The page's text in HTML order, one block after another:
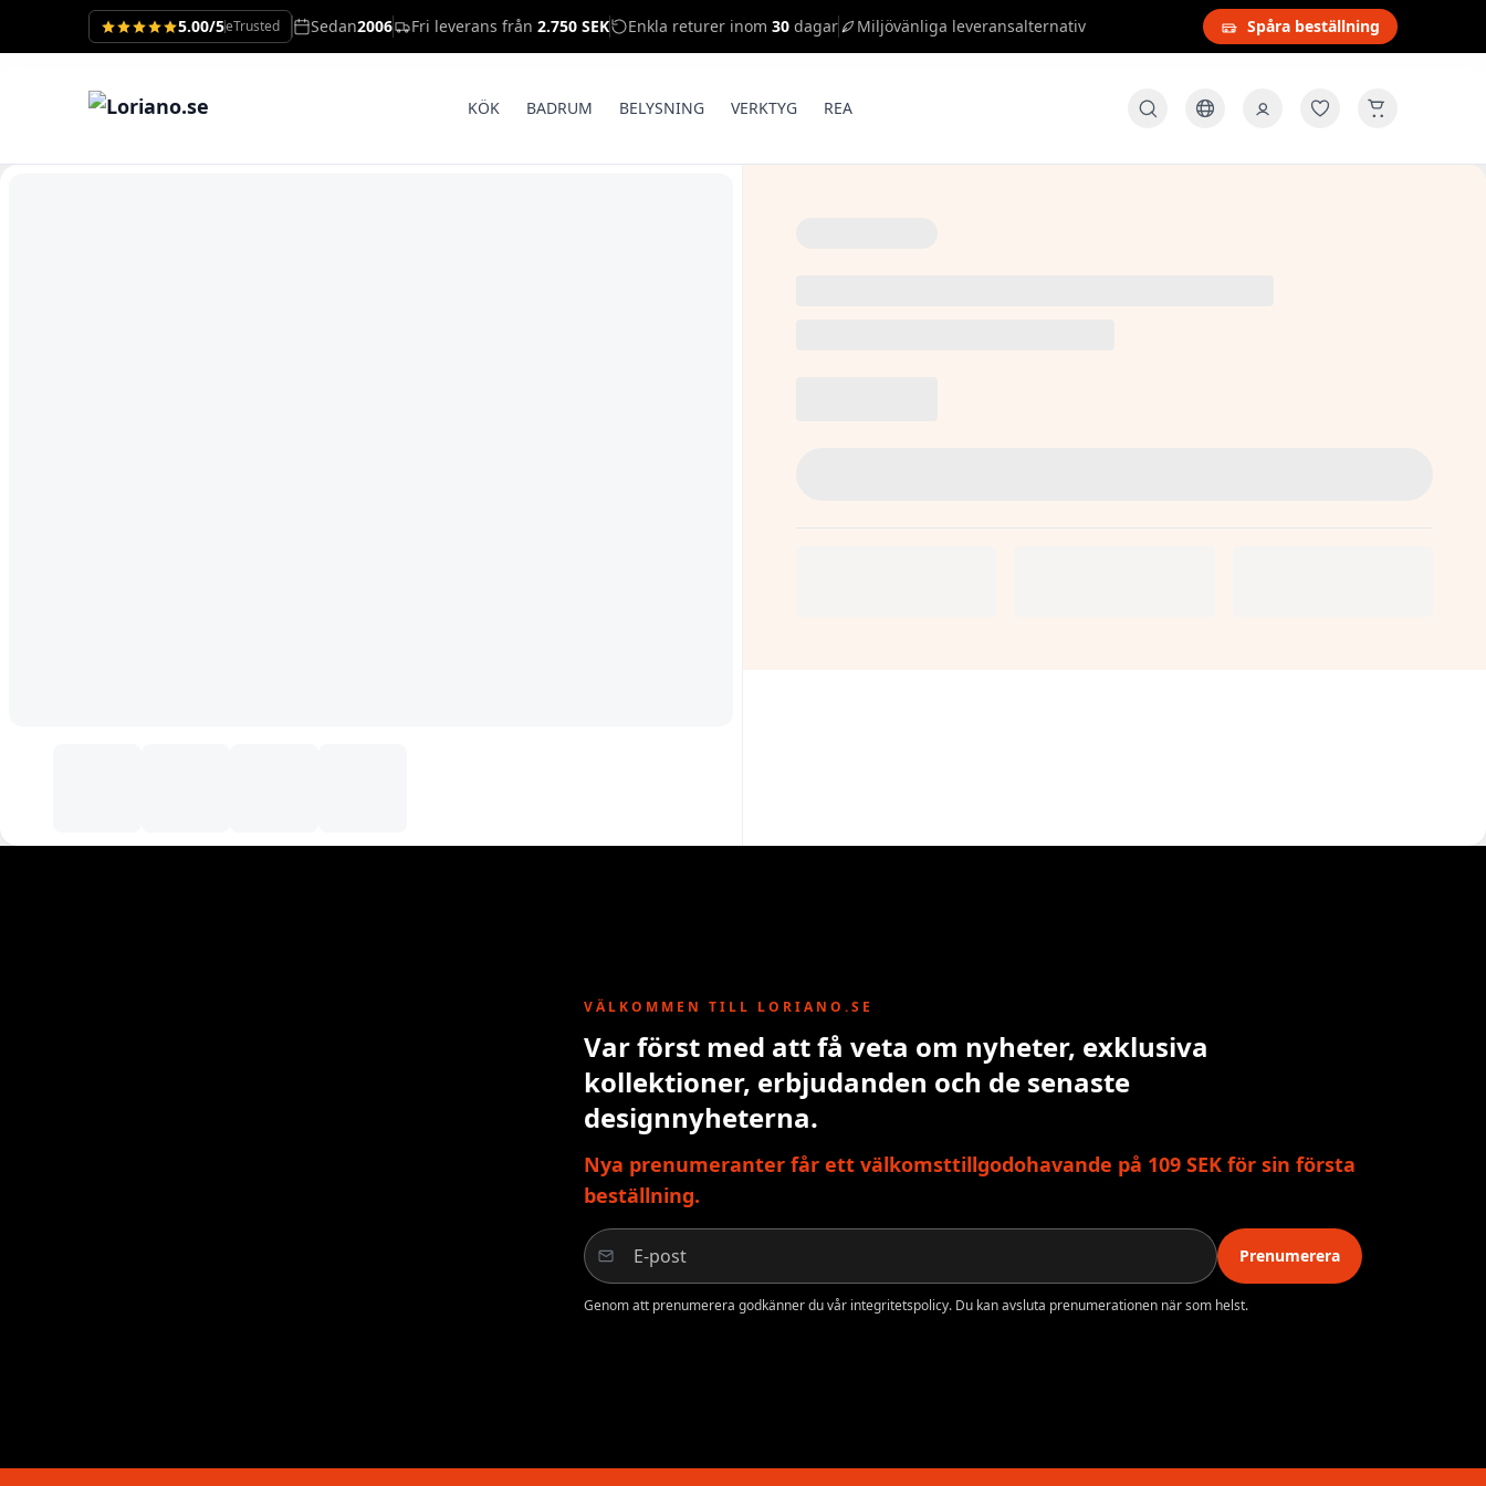
5.00/5eTrusted Sedan2006 Fri leverans från 2.750 SEK Enkla returer inom 30 dagar Miljövänliga leveransalternativ Spåra beställning
KÖK BADRUM BELYSNING VERKTYG REA
VÄLKOMMEN TILL LORIANO.SE
Var först med att få veta om nyheter, exklusiva
kollektioner, erbjudanden och de senaste
designnyheterna.
Nya prenumeranter får ett välkomsttillgodohavande på 109 SEK för sin första
beställning.
Prenumerera
Genom att prenumerera godkänner du vår integritetspolicy. Du kan avsluta prenumerationen när som helst.